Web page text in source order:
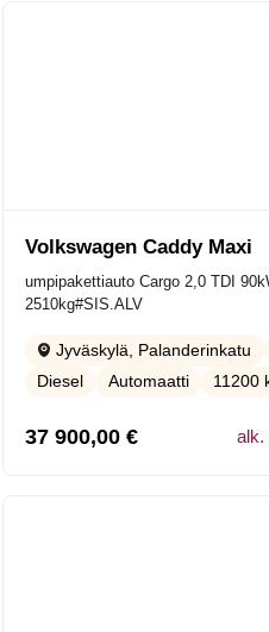
Volkswagen Caddy Maxi
umpipakettiauto Cargo 2,0 TDI
2510kg#SIS.ALV
Jyväskylä, Palanderinkatu
Diesel
Automaatti 11200
37 900,00€ alk.